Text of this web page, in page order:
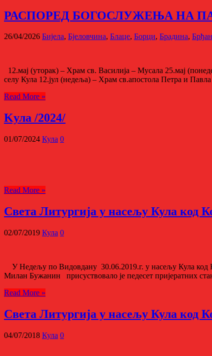
РАСПОРЕД БОГОСЛУЖЕЊА НА
26/04/2026 Бијела, Бјеловчина, Блаце, Борци, Брадина,
12.мај (уторак) – Храм св. Василија – Мусала 25.мај
селу Кула 12.јул (недеља) – Храм св.апостола Петра и
Read More »
Kула /2024/
01/07/2024 Кула 0
Read More »
Света Литургија у насељу Кула код
02/07/2019 Кула 0
У Недељу по Видовдану 30.06.2019.г. у насељу Кула код
Милан Бужанин присуствовало је педесет пријератних
Read More »
Света Литургија у насељу Кула код
04/07/2018 Кула 0